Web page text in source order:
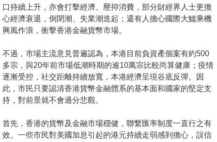
手
冊
於
我
們
口持續上升，亦會打擊經濟、壓抑消費，部分財經界人士更擔
心經濟衰退，倒閉潮、失業潮迭起；還有人擔心國際大鱷乘機
興風作浪，衝擊香港金融貨幣市場。
不過，市場主流意見普遍認為，本港目前負資產個案有約500
多宗，與20年前市場低潮時期的逾10萬宗比較尚算健康；疫情
逐漸受控，社交距離持續放寬，本港經濟呈現谷底反彈。因
此，市民只要認清香港貨幣金融體系的基本面和國家的堅定支
持，對前景就不會過分悲觀。
首先，香港的貨幣及金融市場穩健，聯繫匯率制度一直行之有
效。一些市民對美國加息引起的港元持續走弱感到擔心，誤信